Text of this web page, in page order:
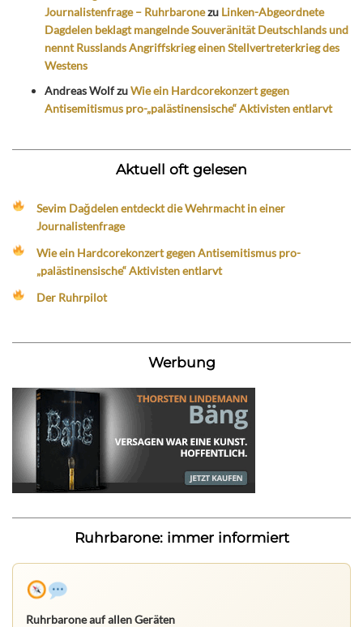
Journalistenfrage – Ruhrbaronezu Linken-Abgeordnete
Dagdelen beklagt mangelnde Souveränität Deutschlands und
nennt Russlands Angriffskrieg einen Stellvertreterkrieg des
Westens
Andreas WolfzuWie ein Hardcorekonzert gegen
Antisemitismus pro-„palästinensische“ Aktivisten entlarvt
Aktuell oft gelesen
Sevim Dağdelen entdeckt die Wehrmacht in einer
Journalistenfrage
Wie ein Hardcorekonzert gegen Antisemitismus pro-
„palästinensische“ Aktivisten entlarvt
Der Ruhrpilot
Werbung
Ruhrbarone: immer informiert
Ruhrbarone auf allen Geräten